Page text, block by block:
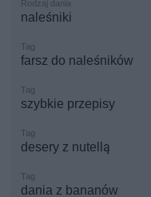
naleśniki
farsz do naleśników
szybkie przepisy
desery z nutellą
dania z bananów